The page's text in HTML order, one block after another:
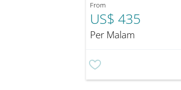
From
US$ 435
Per Malam